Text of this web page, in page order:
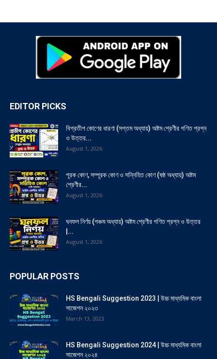
EDITOR PICKS
বিপ্রতীপ কোণের ধারণা (সপ্তম অধ্যায়) অষ্টম শ্রেণীর গণিত প্রশ্ন
ও উত্তর...
August 1, 2026
পূরক কোণ, সম্পূরক কোণ ও সন্নিহিত কোণ (ষষ্ঠ অধ্যায়) অষ্টম
শ্রেণীর...
August 1, 2026
ঘনফল নির্ণয় (পঞ্চম অধ্যায়) অষ্টম শ্রেণীর গণিত প্রশ্ন ও উত্তর
|...
August 1, 2026
POPULAR POSTS
HS Bengali Suggestion 2023 | উচ্চ মাধ্যমিক বাংলা
সাজেশন ২০২৩
March 13, 2023
HS Bengali Suggestion 2024 | উচ্চ মাধ্যমিক বাংলা
সাজেশন ২০২৪